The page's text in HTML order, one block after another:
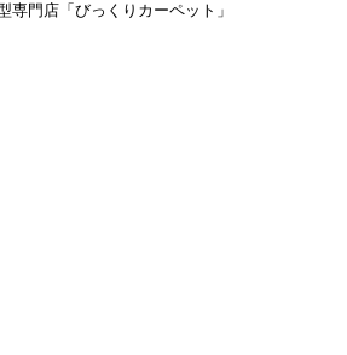
専門店「びっくりカーペット」